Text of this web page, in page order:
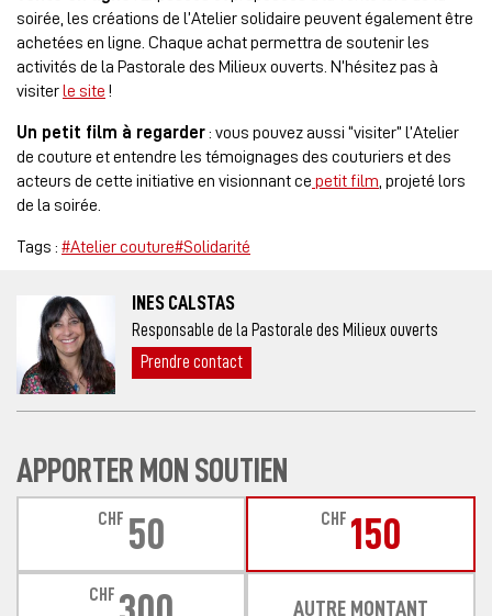
soirée, les créations de l’Atelier solidaire peuvent également être
achetées en ligne. Chaque achat permettra de soutenir les
activités de la Pastorale des Milieux ouverts. N’hésitez pas à
visiter le site !
Un petit film à regarder: vous pouvez aussi “visiter” l’Atelier
de couture et entendre les témoignages des couturiers et des
acteurs de cette initiative en visionnant ce petit film , projeté lors
de la soirée.
Tags : #Atelier couture#Solidarité
INES CALSTAS
Responsable de la Pastorale des Milieux ouverts
Prendre contact
APPORTER MON SOUTIEN
CHF 50 CHF 150
CHF
AUTRE MONTANT